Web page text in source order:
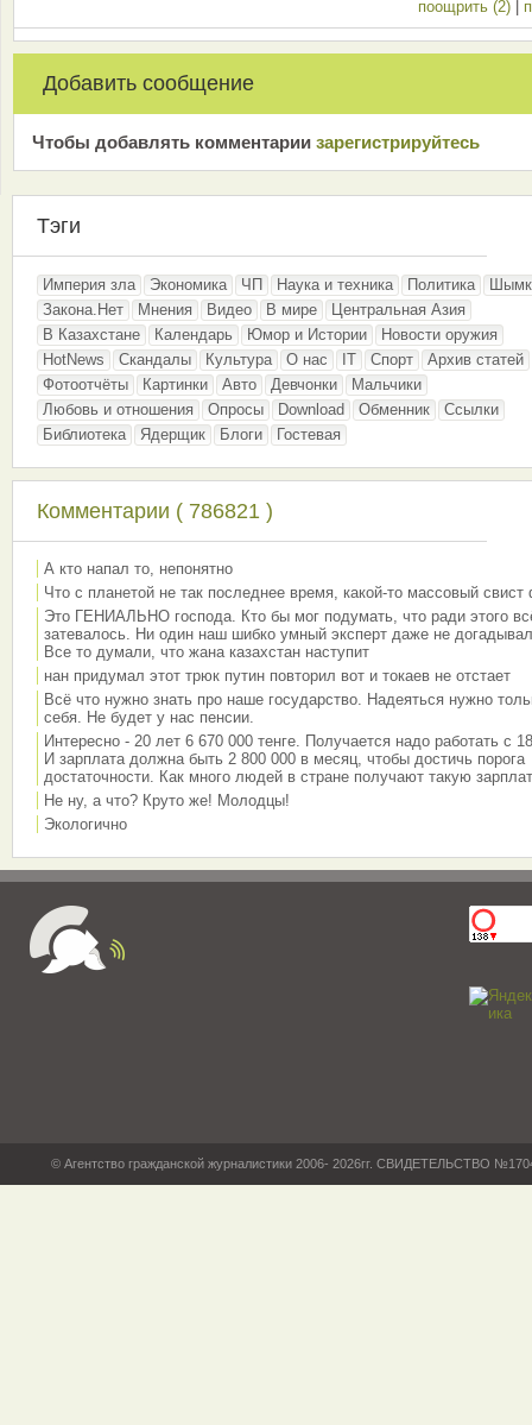
поощрить (2)
Добавить сообщение
Чтобы добавлять комментарии зарeгиcтрирyйтeсь
Тэги
Империя зла Экономика ЧП Наука и техника Политика
Закона.Нет
Мнения Видео В мире
Центральная Азия
В Казахстане
Календарь Юмор и Истории
Новости оружия
HotNews
Скандалы Культура О нас IT Спорт
Архив статей
Фотоотчёты
Картинки Авто Девчонки
Мальчики
Любовь и отношения
Опросы Download Обменник
Ссылки
Библиотека
Ядерщик Блоги Гостевая
Комментарии ( 786821 )
А кто напал то, непонятно
Что с планетой не так последнее время, какой-то массовый свист
Это ГЕНИАЛЬНО господа. Кто бы мог подумать, что ради этого
затевалось. Ни один наш шибко умный эксперт даже не
Все то думали, что жана казахстан наступит
нан придумал этот трюк путин повторил вот и токаев не отстает
Всё что нужно знать про наше государство. Надеяться нужно
себя. Не будет у нас пенсии.
Интересно - 20 лет 6 670 000 тенге. Получается надо работать с
И зарплата должна быть 2 800 000 в месяц, чтобы достичь порога
достаточности. Как много людей в стране получают такую
Не ну, а что? Круто же! Молодцы!
Экологично
© Агентство гражданской журналистики 2006- 2026гг. СВИДЕТЕЛЬСТВО